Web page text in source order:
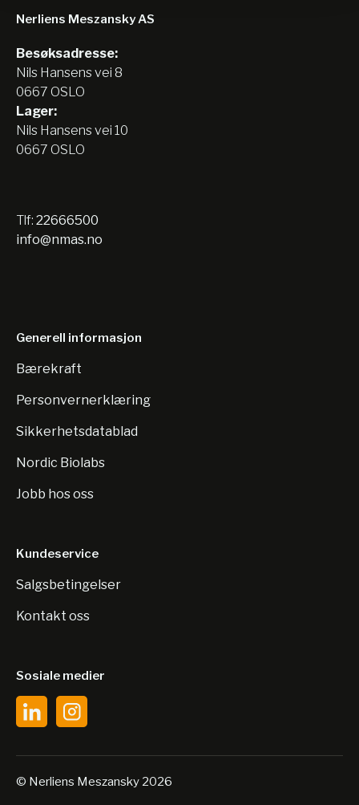
Nerliens Meszansky AS
Besøksadresse:
Nils Hansens vei 8
0667 OSLO
Lager:
Nils Hansens vei 10
0667 OSLO
Tlf: 22666500
info@nmas.no
Generell informasjon
Bærekraft
Personvernerklæring
Sikkerhetsdatablad
Nordic Biolabs
Jobb hos oss
Kundeservice
Salgsbetingelser
Kontakt oss
Sosiale medier
© Nerliens Meszansky 2026